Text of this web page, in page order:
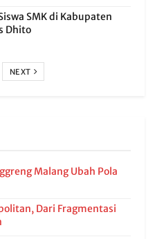
SMK di Kabupaten
Dhito
NEXT
Malang Ubah Pola
Dari Fragmentasi